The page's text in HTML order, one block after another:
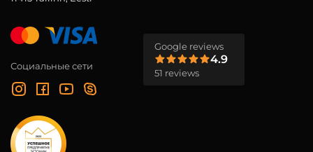
Социальные сети
Google reviews
4.9
51 reviews